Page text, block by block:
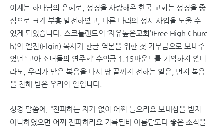
이제는 하나님의 은혜로, 성경을 사랑해온 한국 교회는 성경을 중
심으로 크게 부흥 발전하였고, 다른 나라의 성서 사업을 도울 수
있게 되었습니다. 스코틀랜드의 ‘자유높은교회’(Free High Churc
h)의 엘진(Elgin) 목사가 한글 역본을 위한 첫 기부금으로 보내주
었던 ‘고아 소녀들의 연주회’ 수익금 1.15파운드를 기억하지 않더
라도, 우리가 받은 복음을 다시 땅 끝까지 전하는 일은, 먼저 복음
을 전해 받은 우리의 일입니다.
성경 말씀에, “전파하는 자가 없이 어찌 들으리요 보내심을 받지
아니하였으면 어찌 전파하리요 기록된바 아름답도다 좋은 소식을